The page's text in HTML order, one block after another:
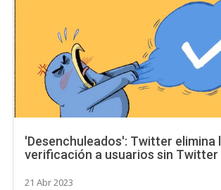
'Desenchuleados': Twitter elimina
verificación a usuarios sin Twitter
21 Abr 2023